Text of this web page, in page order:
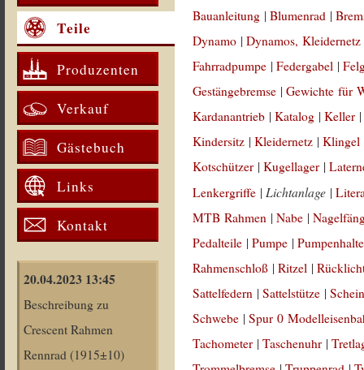
Teile
Produzenten
Verkauf
Gästebuch
Links
Kontakt
20.04.2023 13:45
Beschreibung zu
Crescent Rahmen
Rennrad (1915±10)
Bauanleitung |Blumenrad |
Dynamo |Dynamos, Kleidernetz
Fahrradpumpe |Federgabel |
Gestängebremse |Gewichte für
Kardanantrieb |Katalog |Keller
Kindersitz |Kleidernetz |Klingel
Kotschützer |Kugellager |
Lenkergriffe |Lichtanlage |
MTB Rahmen |Nabe |
Pedalteile |Pumpe |
Rahmenschloß |Ritzel |
Sattelfedern |Sattelstütze |
Schwebe |Spur 0
Tachometer |Taschenuhr |